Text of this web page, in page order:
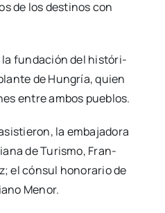
de los des­ti­nos con
la fun­da­ción del his­tó­ri­
de Hun­gría, quien
entre ambos pue­blos.
la emba­ja­do­ra
de Turis­mo, Fran­
el cón­sul hono­ra­rio de
Menor.